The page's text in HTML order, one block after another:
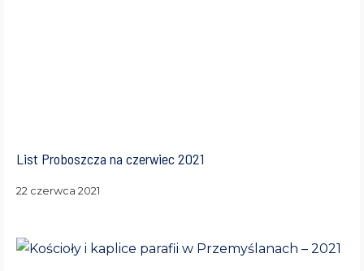
List Proboszcza na czerwiec 2021
22 czerwca 2021